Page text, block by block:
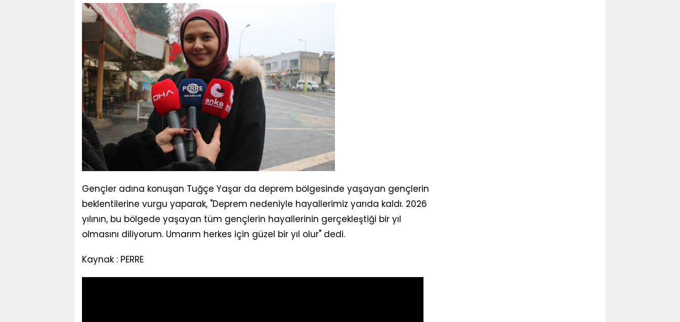
Gençler adına konuşan Tuğçe Yaşar da deprem bölgesinde yaşayan gençlerin
beklentilerine vurgu yaparak, "Deprem nedeniyle hayallerimiz yarıda kaldı. 2026
yılının, bu bölgede yaşayan tüm gençlerin hayallerinin gerçekleştiği bir yıl
olmasını diliyorum. Umarım herkes için güzel bir yıl olur" dedi.
Kaynak : PERRE